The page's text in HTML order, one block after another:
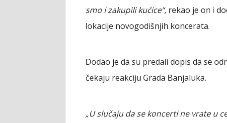
smo i zakupili kućice“, rekao je on i
lokacije novogodišnjih koncerata.
Dodao je da su predali dopis da se
čekaju reakciju Grada Banjaluka.
„U slučaju da se koncerti ne vrate u